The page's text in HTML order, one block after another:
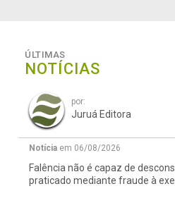
ÚLTIMAS
NOTÍCIAS
por:
Juruá Editora
Notícia em 06/08/2026
Falência não é capaz de
praticado mediante fraude à